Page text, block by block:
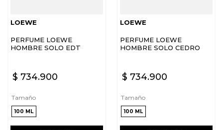
LOEWE
PERFUME LOEWE
HOMBRE SOLO EDT
$ 734.900
Tamaño
100 ML
LOEWE
PERFUME LOEWE
HOMBRE SOLO CEDRO
$ 734.900
Tamaño
100 ML